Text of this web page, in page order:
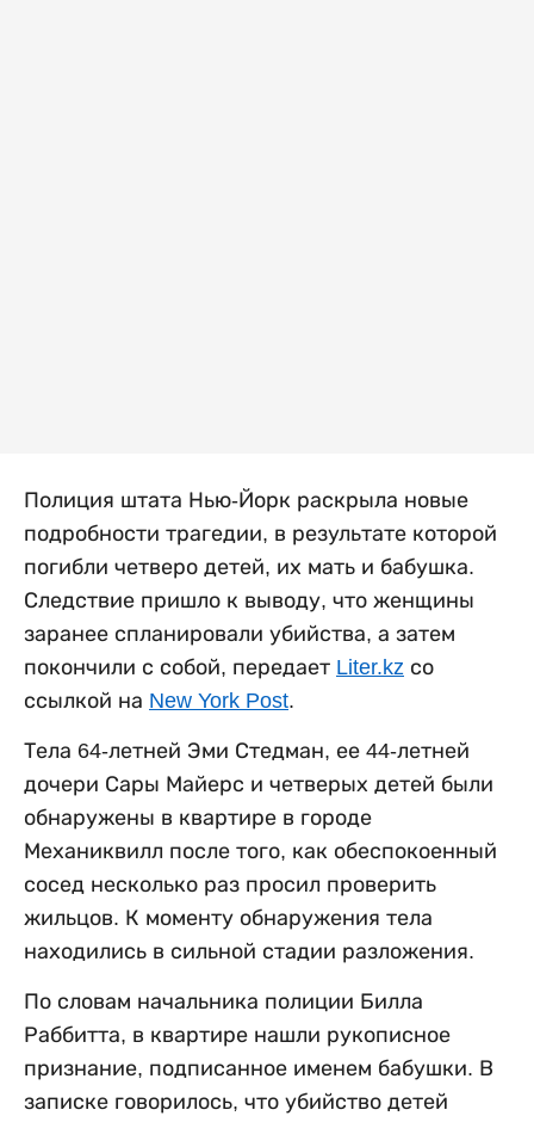
Полиция штата Нью-Йорк раскрыла новые
подробности трагедии, в результате которой
погибли четверо детей, их мать и бабушка.
Следствие пришло к выводу, что женщины
заранее спланировали убийства, а затем
покончили с собой, передает Liter.kz со
ссылкой на New York Post.
Тела 64-летней Эми Стедман, ее 44-летней
дочери Сары Майерс и четверых детей были
обнаружены в квартире в городе
Механиквилл после того, как обеспокоенный
сосед несколько раз просил проверить
жильцов. К моменту обнаружения тела
находились в сильной стадии разложения.
По словам начальника полиции Билла
Раббитта, в квартире нашли рукописное
признание, подписанное именем бабушки. В
записке говорилось, что убийство детей